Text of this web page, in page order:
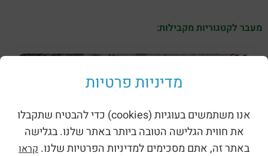
מעבר לקטגוריות מקבילות:
מדיניות פרטיות
אנו משתמשים בעוגיות (cookies) כדי להבטיח שתקבלו
את חווית הגלישה הטובה ביותר באתר שלנו. בגלישה
באתר זה, אתם מסכימים למדיניות הפרטיות שלנו. קראו